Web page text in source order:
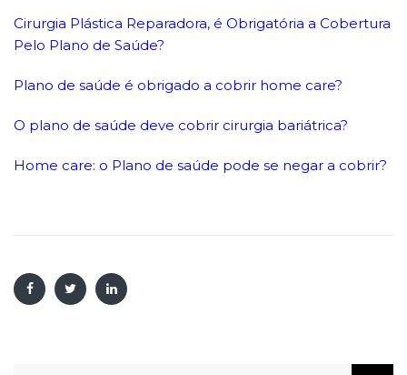
Cirurgia Plástica Reparadora, é Obrigatória a Cobertura
Pelo Plano de Saúde?
Plano de saúde é obrigado a cobrir home care?
O plano de saúde deve cobrir cirurgia bariátrica?
Home care: o Plano de saúde pode se negar a cobrir?